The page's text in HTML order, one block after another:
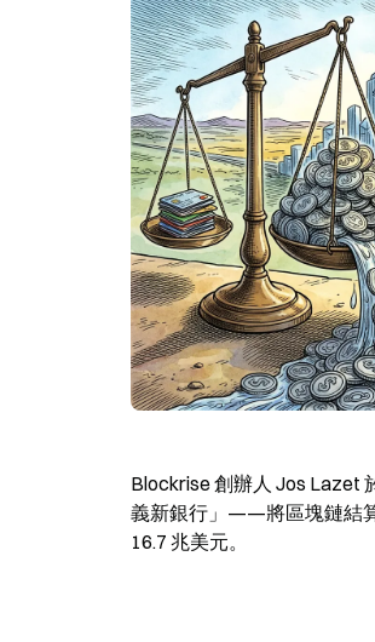
Blockrise 創辦人 Jos Lazet
義新銀行」——將區塊鏈結
16.7 兆美元。